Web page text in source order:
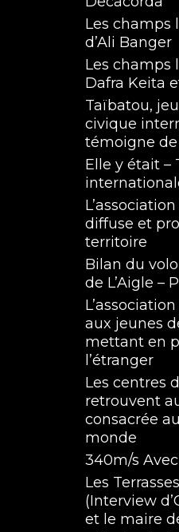
Les champs
d’Ali Banger
Les champs
Dafra Keita
Taïbatou,
civique
témoigne
Elle y était –
diffuse et
territoire
Bilan du
de L’Aigle –
aux jeunes
mettant en
l’étranger
Les centres
retrouvent
consacrée
monde
340m/s
Les
(Interview
et le maire